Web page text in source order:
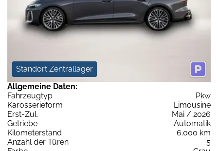
Standort Zentrallager
Allgemeine Daten:
Fahrzeugtyp
Pkw
Karosserieform
Limousine
Erst-Zul.
Mai / 2026
Getriebe
Automatik
Kilometerstand
6.000 km
Anzahl der Türen
5